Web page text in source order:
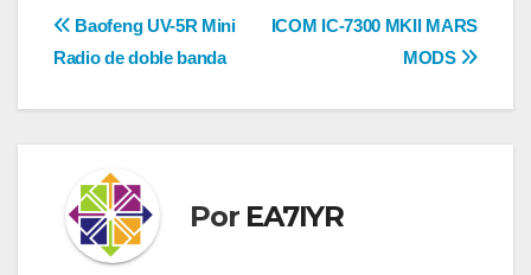
Navegación
ICOM IC-7300 MKII MARS
MODS
Baofeng UV-5R Mini
Radio de doble banda
Por EA7IYR